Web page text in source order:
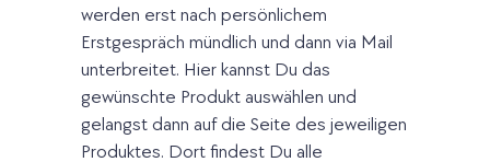
werden erst nach persönlichem
Erstgespräch mündlich und dann via Mail
unterbreitet. Hier kannst Du das
gewünschte Produkt auswählen und
gelangst dann auf die Seite des jeweiligen
Produktes. Dort findest Du alle